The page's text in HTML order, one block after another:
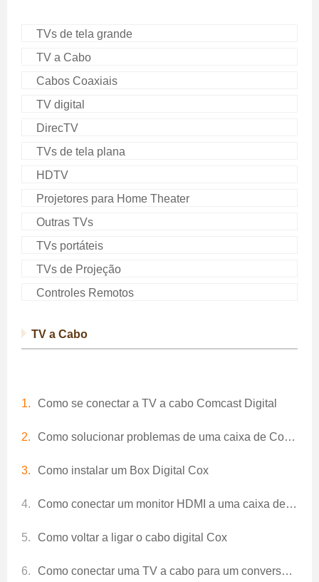
TVs de tela grande
TV a Cabo
Cabos Coaxiais
TV digital
DirecTV
TVs de tela plana
HDTV
Projetores para Home Theater
Outras TVs
TVs portáteis
TVs de Projeção
Controles Remotos
TV a Cabo
Como se conectar a TV a cabo Comcast Digital
Como solucionar problemas de uma caixa de Comunicação Digital Cox
Como instalar um Box Digital Cox
Como conectar um monitor HDMI a uma caixa de cabo digital
Como voltar a ligar o cabo digital Cox
Como conectar uma TV a cabo para um conversor digital